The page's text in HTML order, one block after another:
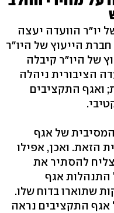
יו"ר הוועדה יעצה
הייעוץ של היו"ר
של היו"ר קיבלה
הציבורית ניהלה
ואגף התקציבים
של אגף
הזאת. ואכן, אפילו
להסתיר את
התנהלות אגף
שתוארו בדוח שלו.
אגף התקציבים נראה